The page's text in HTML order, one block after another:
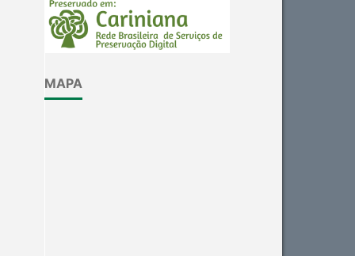
See how this article has been
scite.ai
Scite shows how a scientific
paper has been cited by
MAPA